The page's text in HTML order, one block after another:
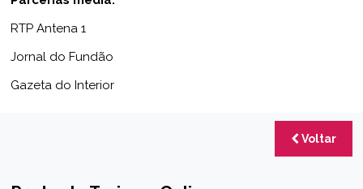
RTP Antena 1
Jornal do Fundão
Gazeta do Interior
Voltar